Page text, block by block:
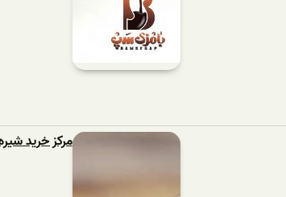
مرکز خرید